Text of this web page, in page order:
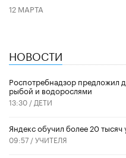
12 МАРТА
НОВОСТИ
Роспотребнадзор предложил
рыбой и водорослями
13:30 / ДЕТИ
​Яндекс обучил более 20
09:57 /УЧИТЕЛЯ